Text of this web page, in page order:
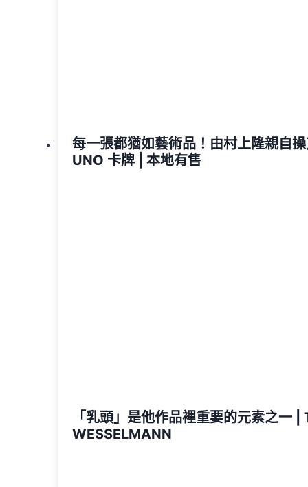
每一張都猶如藝術品！由村上隆親自
UNO 卡牌 | 本地有售
「乳頭」是他作品裡重要的元素之一 |
WESSELMANN